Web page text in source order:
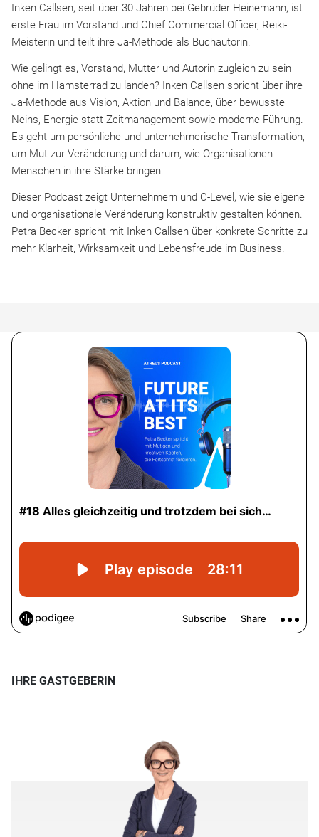
Inken Callsen, seit über 30 Jahren bei Gebrüder Heinemann, ist
erste Frau im Vorstand und Chief Commercial Officer, Reiki-
Meisterin und teilt ihre Ja-Methode als Buchautorin.
Wie gelingt es, Vorstand, Mutter und Autorin zugleich zu sein –
ohne im Hamsterrad zu landen? Inken Callsen spricht über ihre
Ja-Methode aus Vision, Aktion und Balance, über bewusste
Neins, Energie statt Zeitmanagement sowie moderne Führung.
Es geht um persönliche und unternehmerische Transformation,
um Mut zur Veränderung und darum, wie Organisationen
Menschen in ihre Stärke bringen.
Dieser Podcast zeigt Unternehmern und C-Level, wie sie eigene
und organisationale Veränderung konstruktiv gestalten können.
Petra Becker spricht mit Inken Callsen über konkrete Schritte zu
mehr Klarheit, Wirksamkeit und Lebensfreude im Business.
IHRE GASTGEBERIN